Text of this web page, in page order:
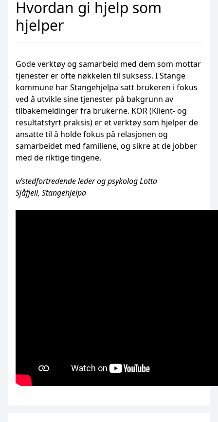
Hvordan gi hjelp som
hjelper
Gode verktøy og samarbeid med dem som mottar
tjenester er ofte nøkkelen til suksess. I Stange
kommune har Stangehjelpa satt brukeren i fokus
ved å utvikle sine tjenester på bakgrunn av
tilbakemeldinger fra brukerne. KOR (Klient- og
resultatstyrt praksis) er et verktøy som hjelper de
ansatte til å holde fokus på relasjonen og
samarbeidet med familiene, og sikre at de jobber
med de riktige tingene.
v/stedfortredende leder ogpsykolog Lotta
Sjåfjell, Stangehjelpa